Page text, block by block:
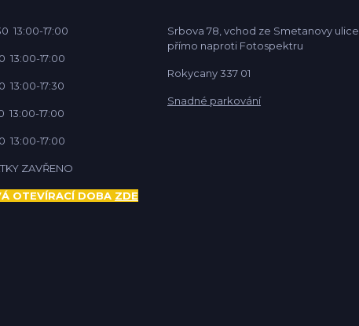
13:00-17:00
13:00-17:00
13:00-17:30
13:00-17:00
13:00-17:00
ZAVŘENO
OTEVÍRACÍ DOBA ZDE
Srbova 78, vchod ze Smetanovy ulice
přímo naproti Fotospektru
Rokycany 337 01
Snadné parkování